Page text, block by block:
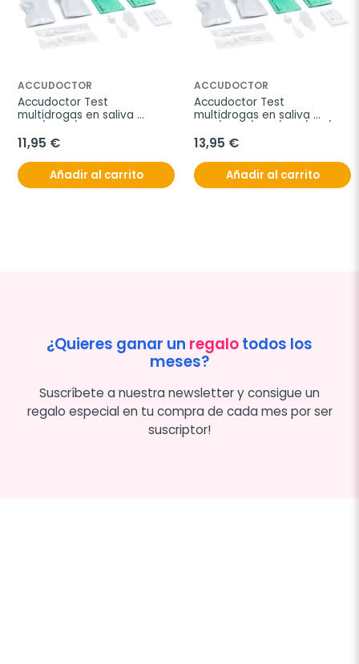
ACCUDOCTOR
Accudoctor Test
multidrogas en saliva
pruebas
11,95 €
Añadir al carrito
ACCUDOCTOR
Accudoctor Test
multidrogas en saliva
Caja 2 pruebas
13,95 €
Añadir al carrito
¿Quieres ganar un regalotodos los
meses?
Suscríbete a nuestra newsletter y consigue un
regalo especial en tu compra de cada mes por ser
suscriptor!